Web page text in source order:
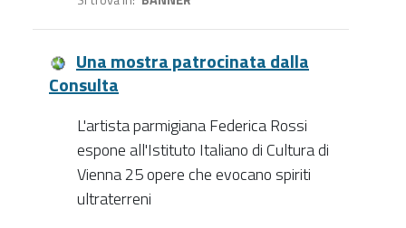
Una mostra patrocinata dalla
Consulta
L'artista parmigiana Federica Rossi
espone all'Istituto Italiano di Cultura di
Vienna 25 opere che evocano spiriti
ultraterreni